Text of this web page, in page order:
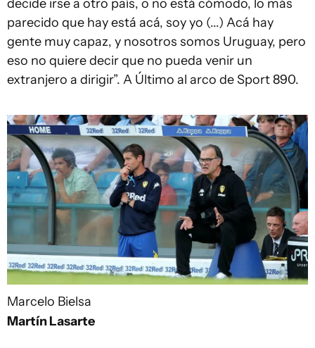
decide irse a otro país, o no está cómodo, lo más
parecido que hay está acá, soy yo (...) Acá hay
gente muy capaz, y nosotros somos Uruguay, pero
eso no quiere decir que no pueda venir un
extranjero a dirigir”. A Último al arco de Sport 890.
Marcelo Bielsa
Martín Lasarte